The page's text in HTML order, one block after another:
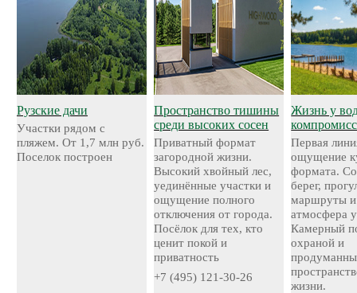
Рузские дачи
Участки рядом с
пляжем. От 1,7 млн руб.
Поселок построен
Пространство тишины
среди высоких сосен
Приватный формат
загородной жизни.
Высокий хвойный лес,
уединённые участки и
ощущение полного
отключения от города.
Посёлок для тех, кто
ценит покой и
приватность
+7 (495) 121-30-26
Жизнь у
Первая
ощущение
формата.
берег,
маршруты и
атмосфера
Камерный
охраной и
жизни.